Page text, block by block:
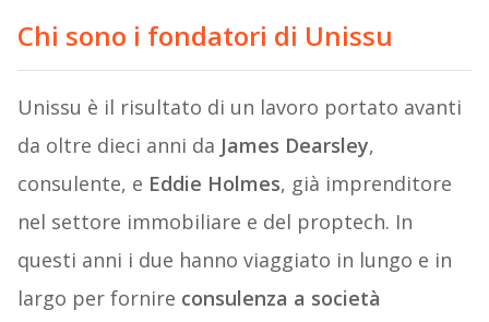
Chi sono i fondatori di Unissu
Unissu è il risultato di un lavoro portato avanti
da oltre dieci anni da James Dearsley,
consulente, e Eddie Holmes, già imprenditore
nel settore immobiliare e del proptech. In
questi anni i due hanno viaggiato in lungo e in
largo per fornire consulenza a società